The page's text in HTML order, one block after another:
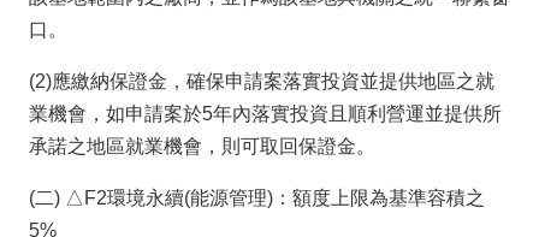
口。
(2)應繳納保證金，確保申請案落實投資並提供地區之就
業機會，如申請案於5年內落實投資且順利營運並提供所
承諾之地區就業機會，則可取回保證金。
(二) △F2環境永續(能源管理)：額度上限為基準容積之
5%